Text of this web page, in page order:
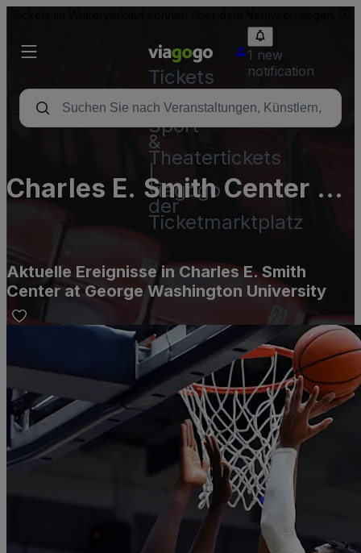
Tickets
-
Konzert-,
Sport-
&
Theatertickets
|
viagogo
der
Ticketmarktplatz
1 new
notification
Charles E. Smith Center at
George Washington
Aktuelle Ereignisse in Charles E. Smith
Center at George Washington University